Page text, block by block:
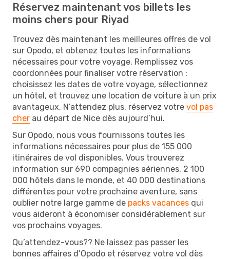
Réservez maintenant vos billets les
moins chers pour Riyad
Trouvez dès maintenant les meilleures offres de vol
sur Opodo, et obtenez toutes les informations
nécessaires pour votre voyage. Remplissez vos
coordonnées pour finaliser votre réservation :
choisissez les dates de votre voyage, sélectionnez
un hôtel, et trouvez une location de voiture à un prix
avantageux. N’attendez plus, réservez votre vol pas
cher au départ de Nice dès aujourd’hui.
Sur Opodo, nous vous fournissons toutes les
informations nécessaires pour plus de 155 000
itinéraires de vol disponibles. Vous trouverez
information sur 690 compagnies aériennes, 2 100
000 hôtels dans le monde, et 40 000 destinations
différentes pour votre prochaine aventure, sans
oublier notre large gamme de packs vacances qui
vous aideront à économiser considérablement sur
vos prochains voyages.
Qu’attendez-vous?? Ne laissez pas passer les
bonnes affaires d’Opodo et réservez votre vol dès